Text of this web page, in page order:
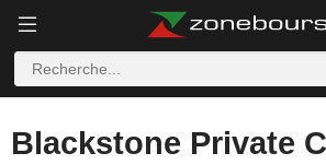
Blackstone Private